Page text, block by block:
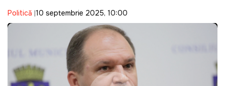
Politică 10 septembrie 2025, 10:00